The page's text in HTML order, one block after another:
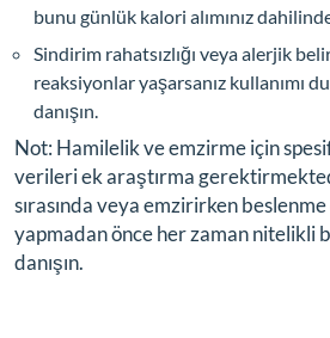
bunu günlük kalori alımınız
Sindirim rahatsızlığı veya alerjik
reaksiyonlar yaşarsanız kullanımı
danışın.
Not: Hamilelik ve emzirme için
verileri ek araştırma
sırasında veya emzirirken
yapmadan önce her zaman nitelikli
danışın.